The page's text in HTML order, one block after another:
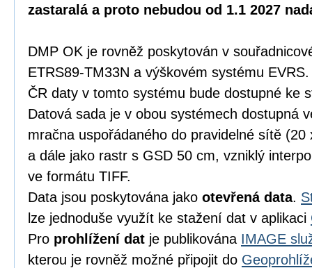
zastaralá a proto nebudou od 1.1 2027
DMP OK je rovněž poskytován v
ETRS89-TM33N a výškovém systému
ČR daty v tomto systému bude dostupné ke
Datová sada je v obou systémech dostupná
mračna uspořádaného do pravidelné sítě
a dále jako rastr s GSD 50 cm, vzniklý
ve formátu TIFF.
Data jsou poskytována jako otevřená data.
lze jednoduše využít ke stažení dat v aplikaci
Pro prohlížení dat je publikována IMAGE
kterou je rovněž možné připojit do